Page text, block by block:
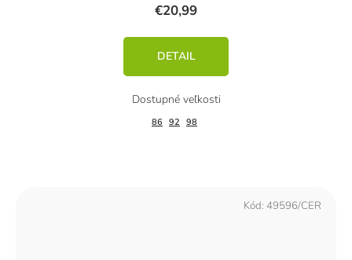
€20,99
DETAIL
86 92 98
Kód: 49596/CER